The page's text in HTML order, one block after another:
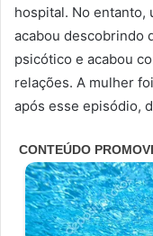
hospital. No entanto,
acabou descobrindo
psicótico e acabou
relações. A mulher
após esse episódio,